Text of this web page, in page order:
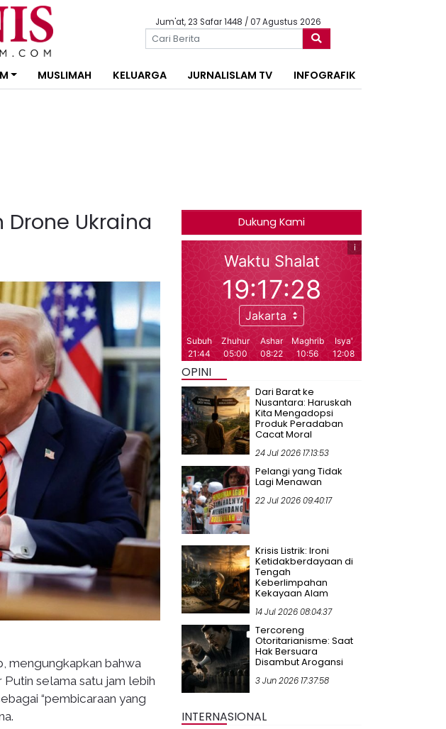
Jum'at, 23 Safar 1448 / 07 Agustus 2026
MUSLIMAH KELUARGA JURNALISLAM TV INFOGRAFIK
Drone Ukraina
mengungkapkan bahwa
selama satu jam lebih
“pembicaraan yang
Dukung Kami
OPINI
Dari Barat ke
Nusantara: Haruskah
Kita Mengadopsi
Produk Peradaban
Cacat Moral
24 Jul 2026 17:13:53
Pelangi yang Tidak
Lagi Menawan
22 Jul 2026 09:40:17
Krisis Listrik: Ironi
Ketidakberdayaan di
Tengah
Keberlimpahan
Kekayaan Alam
14 Jul 2026 08:04:37
Tercoreng
Otoritarianisme: Saat
Hak Bersuara
Disambut Arogansi
3 Jun 2026 17:37:58
INTERNASIONAL